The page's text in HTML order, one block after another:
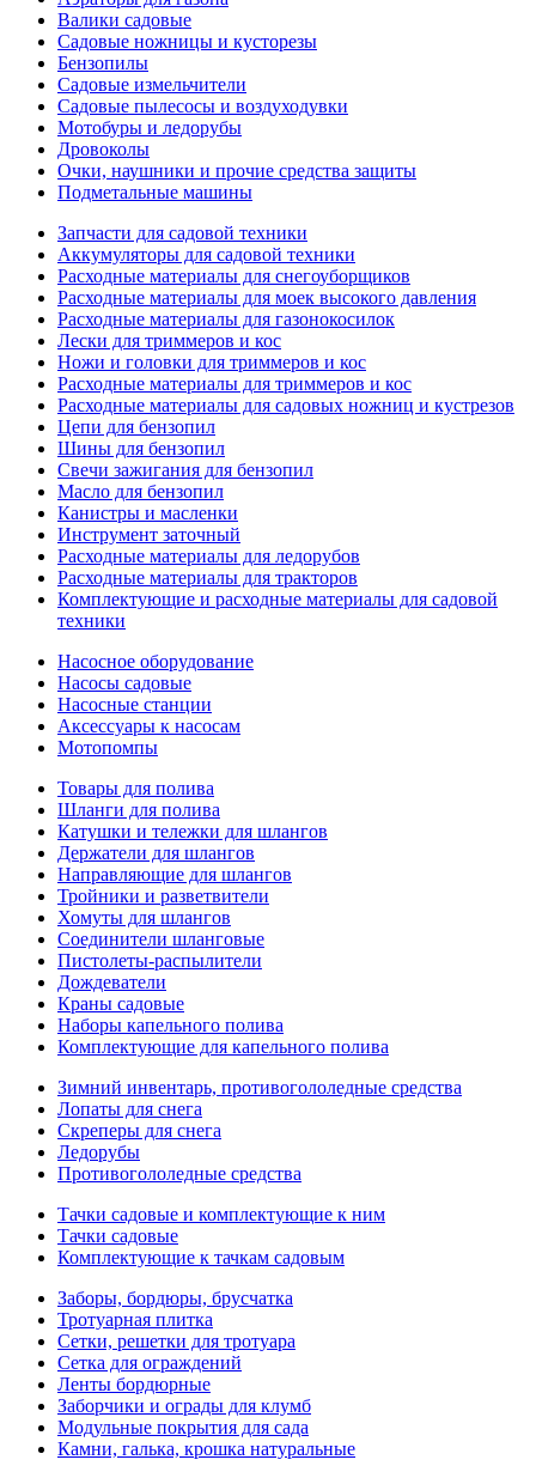
Валики садовые
Садовые ножницы и кусторезы
Бензопилы
Садовые измельчители
Садовые пылесосы и воздуходувки
Мотобуры и ледорубы
Дровоколы
Очки, наушники и прочие средства защиты
Подметальные машины
Запчасти для садовой техники
Аккумуляторы для садовой техники
Расходные материалы для снегоуборщиков
Расходные материалы для моек высокого давления
Расходные материалы для газонокосилок
Лески для триммеров и кос
Ножи и головки для триммеров и кос
Расходные материалы для триммеров и кос
Расходные материалы для садовых ножниц и кустрезов
Цепи для бензопил
Шины для бензопил
Свечи зажигания для бензопил
Масло для бензопил
Канистры и масленки
Инструмент заточный
Расходные материалы для ледорубов
Расходные материалы для тракторов
Комплектующие и расходные материалы для садовой
техники
Насосное оборудование
Насосы садовые
Насосные станции
Аксессуары к насосам
Мотопомпы
Товары для полива
Шланги для полива
Катушки и тележки для шлангов
Держатели для шлангов
Направляющие для шлангов
Тройники и разветвители
Хомуты для шлангов
Соединители шланговые
Пистолеты-распылители
Дождеватели
Краны садовые
Наборы капельного полива
Комплектующие для капельного полива
Зимний инвентарь, противогололедные средства
Лопаты для снега
Скреперы для снега
Ледорубы
Противогололедные средства
Тачки садовые и комплектующие к ним
Тачки садовые
Комплектующие к тачкам садовым
Заборы, бордюры, брусчатка
Тротуарная плитка
Сетки, решетки для тротуара
Сетка для ограждений
Ленты бордюрные
Заборчики и ограды для клумб
Модульные покрытия для сада
Камни, галька, крошка натуральные